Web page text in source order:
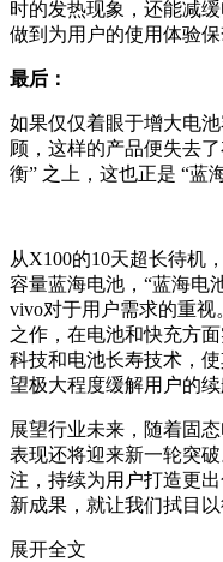
时的发热现象，还能减
做到为用户的使用体验保
最后：
如果仅仅着眼于增大电
顾，这样的产品便失去
衡” 之上，这也正是 “蓝
从X100的10天超长待机
容量蓝海电池，“蓝海电
vivo对于用户需求的重视
之作，在电池和快充方
科技和电池长寿技术，
望极大程度缓解用户的续
展望行业未来，随着固
表现还将迎来新一轮突
注，持续为用户打造更
新成果，就让我们拭目以
展开全文